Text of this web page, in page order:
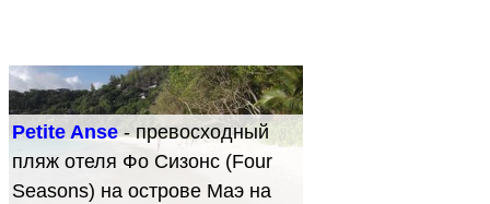
Petite Anse- превосходный
пляж отеля Фо Сизонс (Four
Seasons) на острове Маэ на